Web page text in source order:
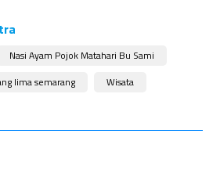
Nasi Ayam Pojok Matahari Bu Sami
lima semarang
Wisata